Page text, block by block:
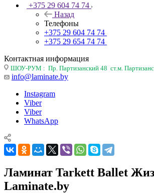
+375 29 604 74 74
Назад
Телефоны
+375 29 604 74 74
+375 29 654 74 74
Контактная информация
ШОУ-РУМ : Пр. Партизанский 48 ст.м.
info@laminate.by
Instagram
Viber
Viber
WhatsApp
Ламинат Tarkett Ballet
Laminate.by